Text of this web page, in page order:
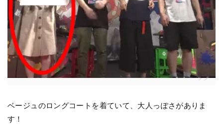
ベージュのロングコートを着ていて、大人っぽさがありま
す！